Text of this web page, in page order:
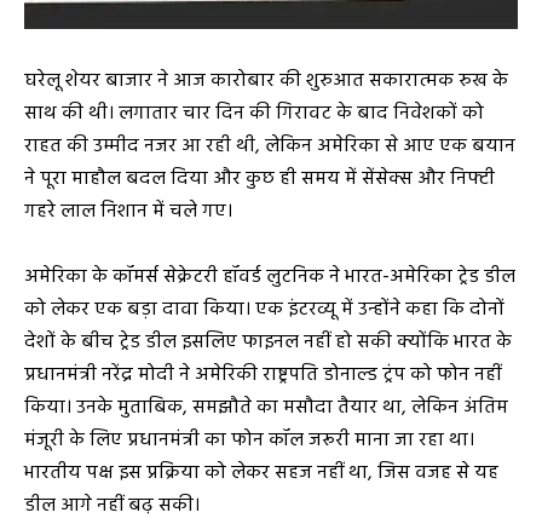
घरेलू शेयर बाजार ने आज कारोबार की शुरुआत सकारात्मक रुख के
साथ की थी। लगातार चार दिन की गिरावट के बाद निवेशकों को
राहत की उम्मीद नजर आ रही थी, लेकिन अमेरिका से आए एक बयान
ने पूरा माहौल बदल दिया और कुछ ही समय में सेंसेक्स और निफ्टी
गहरे लाल निशान में चले गए।
अमेरिका के कॉमर्स सेक्रेटरी हॉवर्ड लुटनिक ने भारत-अमेरिका ट्रेड डील
को लेकर एक बड़ा दावा किया। एक इंटरव्यू में उन्होंने कहा कि दोनों
देशों के बीच ट्रेड डील इसलिए फाइनल नहीं हो सकी क्योंकि भारत के
प्रधानमंत्री नरेंद्र मोदी ने अमेरिकी राष्ट्रपति डोनाल्ड ट्रंप को फोन नहीं
किया। उनके मुताबिक, समझौते का मसौदा तैयार था, लेकिन अंतिम
मंजूरी के लिए प्रधानमंत्री का फोन कॉल जरूरी माना जा रहा था।
भारतीय पक्ष इस प्रक्रिया को लेकर सहज नहीं था, जिस वजह से यह
डील आगे नहीं बढ़ सकी।